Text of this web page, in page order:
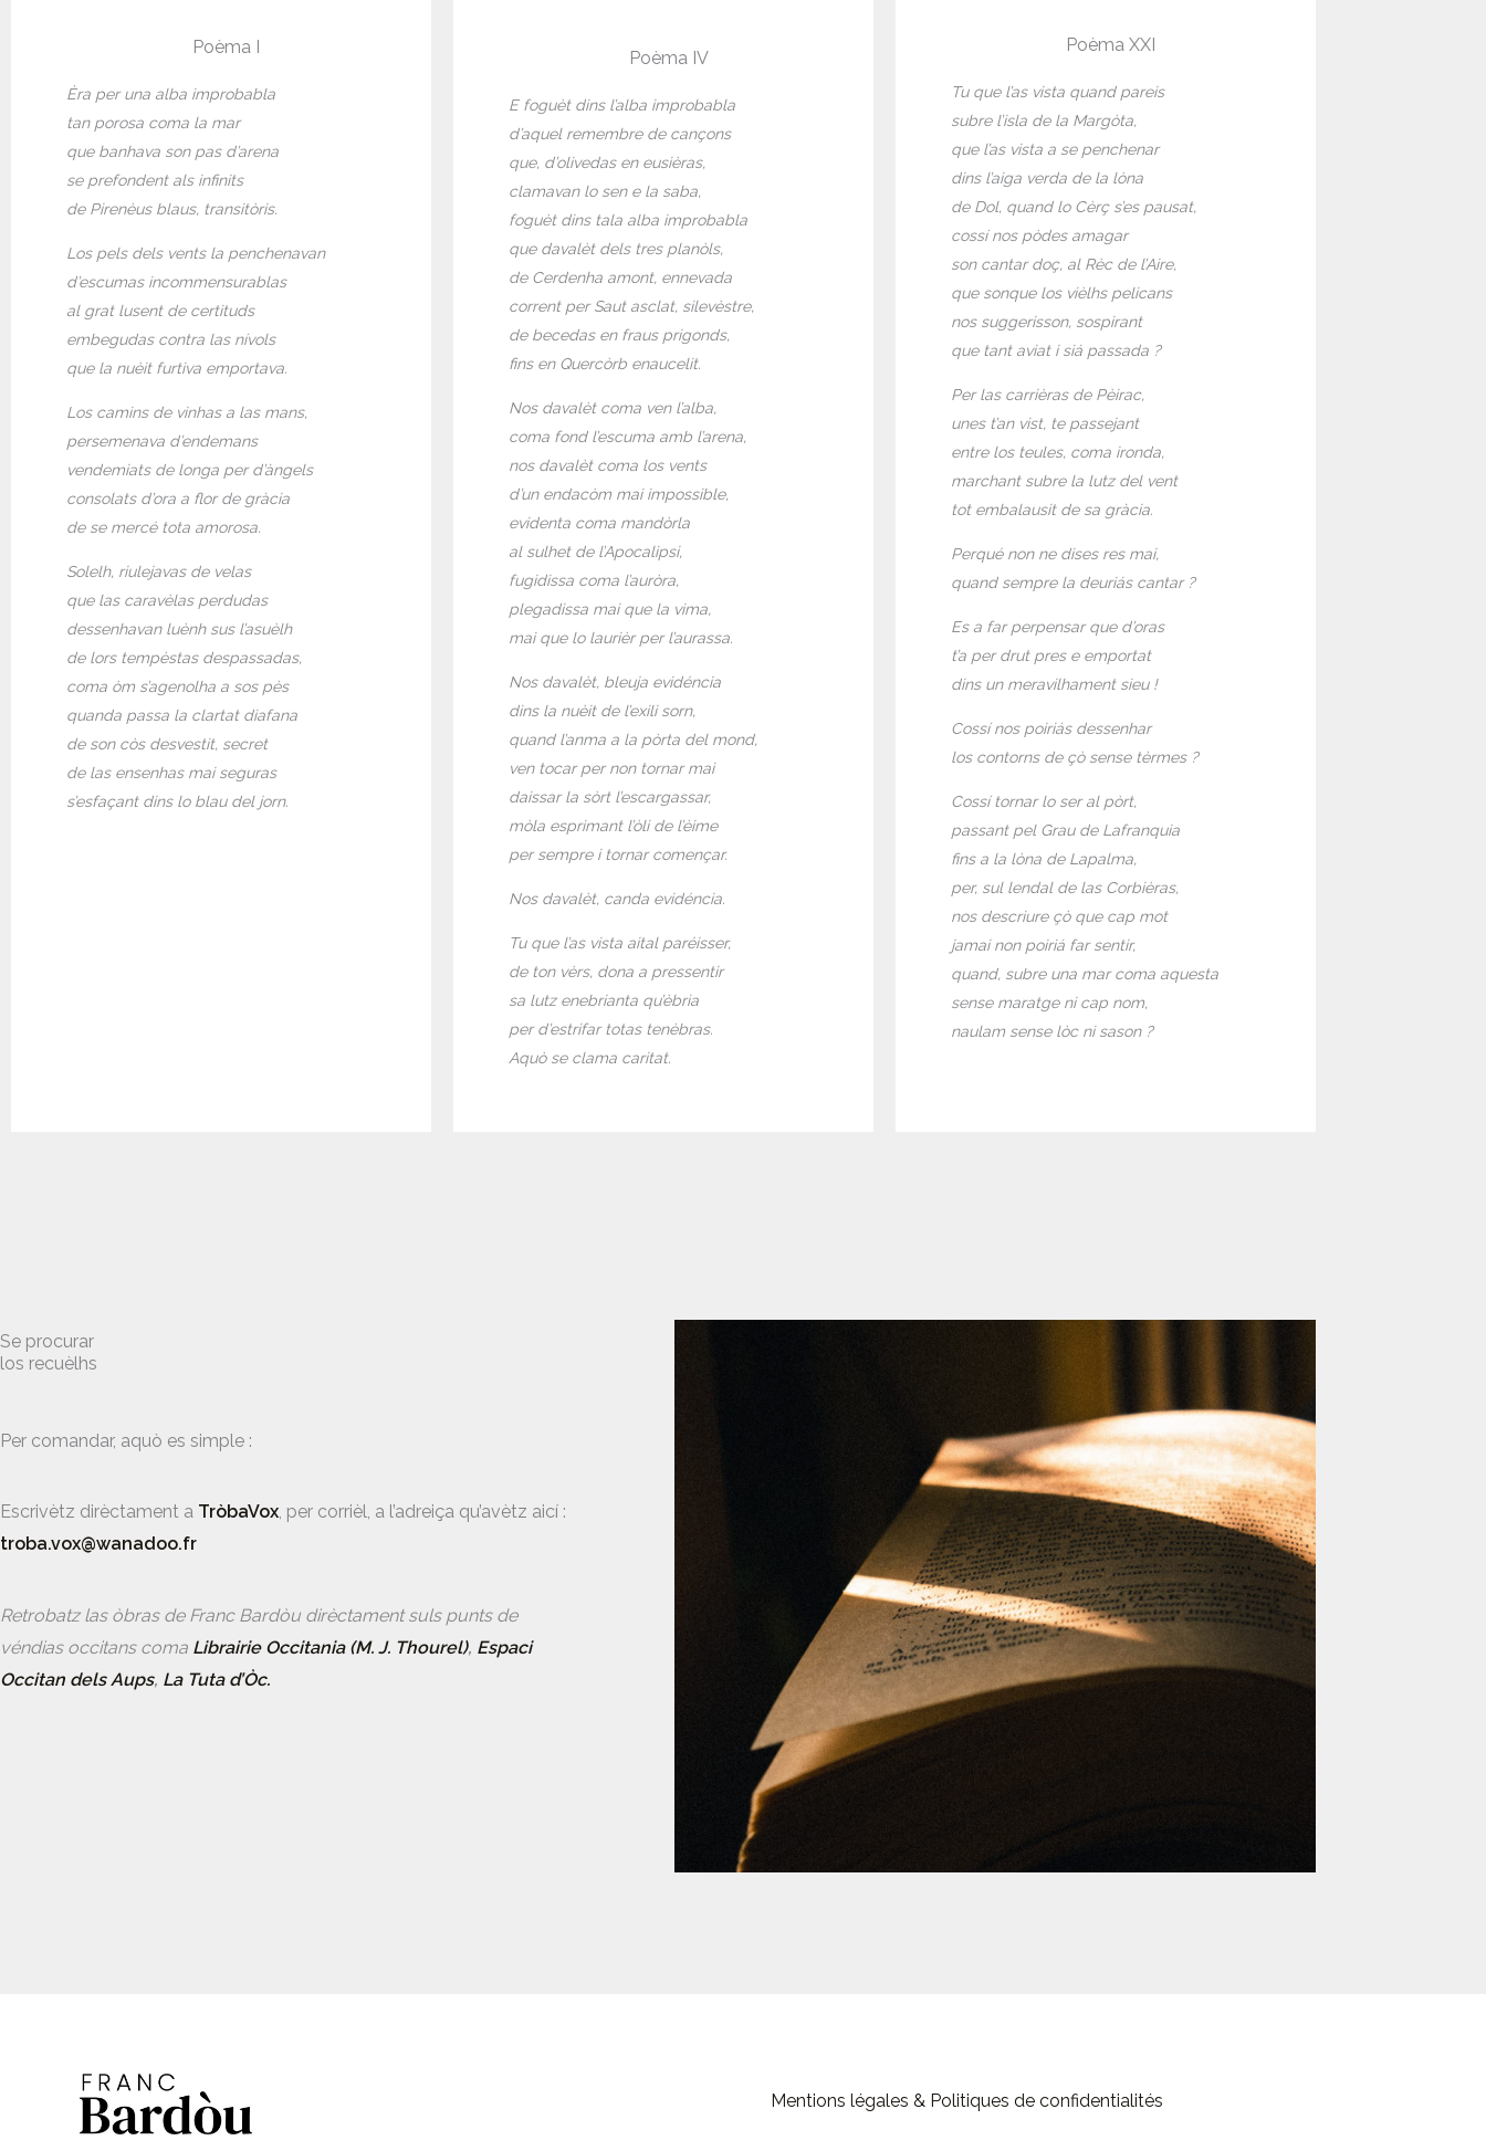
Poèma I
Èra per una alba improbabla
tan porosa coma la mar
que banhava son pas d’arena
se prefondent als infinits
de Pirenèus blaus, transitòris.
Los pels dels vents la penchenavan
d’escumas incommensurablas
al grat lusent de certituds
embegudas contra las nívols
que la nuèit furtiva emportava.
Los camins de vinhas a las mans,
persemenava d’endemans
vendemiats de longa per d’àngels
consolats d’ora a flor de gràcia
de se mercé tota amorosa.
Solelh, riulejavas de velas
que las caravèlas perdudas
dessenhavan luènh sus l’asuèlh
de lors tempèstas despassadas,
coma òm s’agenolha a sos pès
quanda passa la clartat diafana
de son còs desvestit, secret
de las ensenhas mai seguras
s’esfaçant dins lo blau del jorn.
Poèma IV
E foguèt dins l’alba improbabla
d’aquel remembre de cançons
que, d’olivedas en eusièras,
clamavan lo sen e la saba,
foguèt dins tala alba improbabla
que davalèt dels tres planòls,
de Cerdenha amont, ennevada
corrent per Saut asclat, silevèstre,
de becedas en fraus prigonds,
fins en Quercòrb enaucelit.
Nos davalèt coma ven l’alba,
coma fond l’escuma amb l’arena,
nos davalèt coma los vents
d’un endacòm mai impossible,
evidenta coma mandòrla
al sulhet de l’Apocalipsi,
fugidissa coma l’auròra,
plegadissa mai que la vima,
mai que lo laurièr per l’aurassa.
Nos davalèt, bleuja evidéncia
dins la nuèit de l’exili sorn,
quand l’anma a la pòrta del mond,
ven tocar per non tornar mai
daissar la sòrt l’escargassar,
mòla esprimant l’òli de l’èime
per sempre i tornar començar.
Nos davalèt, canda evidéncia.
Tu que l’as vista aital paréisser,
de ton vèrs, dona a pressentir
sa lutz enebrianta qu’èbria
per d’estrifar totas tenèbras.
Aquò se clama caritat.
Poèma XXI
Tu que l’as vista quand pareis
subre l’isla de la Margòta,
que l’as vista a se penchenar
dins l’aiga verda de la lòna
de Dol, quand lo Cèrç s’es pausat,
cossí nos pòdes amagar
son cantar doç, al Rèc de l’Aire,
que sonque los vièlhs pelicans
nos suggerisson, sospirant
que tant aviat i siá passada ?
Per las carrièras de Pèirac,
unes t’an vist, te passejant
entre los teules, coma ironda,
marchant subre la lutz del vent
tot embalausit de sa gràcia.
Perqué non ne dises res mai,
quand sempre la deuriás cantar ?
Es a far perpensar que d’oras
t’a per drut pres e emportat
dins un meravilhament sieu !
Cossí nos poiriás dessenhar
los contorns de çò sense tèrmes ?
Cossí tornar lo ser al pòrt,
passant pel Grau de Lafranquia
fins a la lòna de Lapalma,
per, sul lendal de las Corbièras,
nos descriure çò que cap mot
jamai non poiriá far sentir,
quand, subre una mar coma aquesta
sense maratge ni cap nom,
naulam sense lòc ni sason ?
Se procurar
los recuèlhs
Per comandar, aquò es simple :
Escrivètz dirèctament a TròbaVox, per corrièl, a l’adreiça qu’avètz aicí :
troba.vox@wanadoo.fr
Retrobatz las òbras de Franc Bardòu dirèctament suls punts de
véndias occitans coma Librairie Occitania (M. J. Thourel), Espaci
Occitan dels Aups, La Tuta d’Òc.
Mentions légales & Politiques de confidentialités